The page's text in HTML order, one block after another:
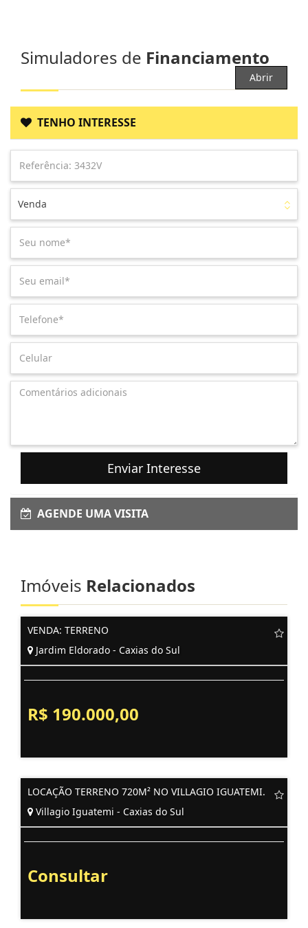
Simuladores de Financiamento
Abrir
TENHO INTERESSE
Venda
Enviar Interesse
AGENDE UMA VISITA
Imóveis Relacionados
VENDA: TERRENO
Jardim Eldorado - Caxias do Sul
R$ 190.000,00
LOCAÇÃO TERRENO 720M² NO VILLAGIO IGUATEMI.
Villagio Iguatemi - Caxias do Sul
Consultar